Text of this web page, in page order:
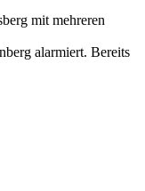
mit mehreren
alarmiert. Bereits